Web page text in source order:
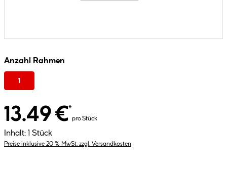
Anzahl Rahmen
1
13.49 €*
pro Stück
Inhalt: 1 Stück
Preise inklusive 20 % MwSt. zzgl. Versandkosten